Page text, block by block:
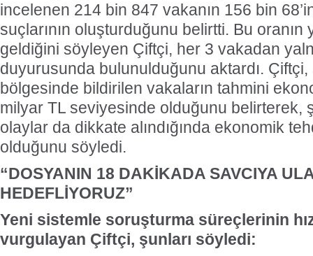
incelenen 214 bin 847 vakanın 156 bin
suçlarının oluşturduğunu belirtti. Bu oranın
geldiğini söyleyen Çiftçi, her 3 vakadan
duyurusunda bulunulduğunu aktardı.
bölgesinde bildirilen vakaların tahmini
milyar TL seviyesinde olduğunu belirterek,
olaylar da dikkate alındığında ekonomik
olduğunu söyledi.
“DOSYANIN 18 DAKİKADA SAVCIYA
HEDEFLİYORUZ”
Yeni sistemle soruşturma süreçlerinin
vurgulayan Çiftçi, şunları söyledi: